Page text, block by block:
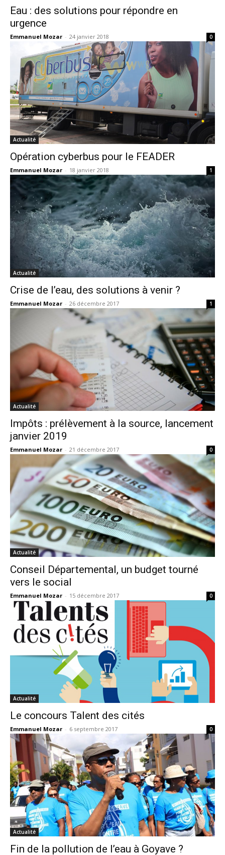
Eau : des solutions pour répondre en
urgence
Emmanuel Mozar - 24 janvier 2018 0
Actualité
Opération cyberbus pour le FEADER
Emmanuel Mozar - 18 janvier 2018 1
Actualité
Crise de l’eau, des solutions à venir ?
Emmanuel Mozar - 26 décembre 2017 1
Actualité
Impôts : prélèvement à la source, lancement
janvier 2019
Emmanuel Mozar - 21 décembre 2017 0
Actualité
Conseil Départemental, un budget tourné
vers le social
Emmanuel Mozar - 15 décembre 2017 0
Actualité
Le concours Talent des cités
Emmanuel Mozar - 6 septembre 2017 0
Actualité
Fin de la pollution de l’eau à Goyave ?